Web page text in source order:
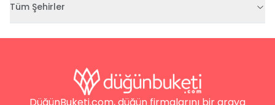
Tüm Şehirler